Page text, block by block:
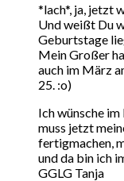
*lach*, ja, jetzt
Und weißt Du
Geburtstage
Mein Großer
auch im März
25. :o)
Ich wünsche
muss jetzt
fertigmachen,
und da bin ich
GGLG Tanja